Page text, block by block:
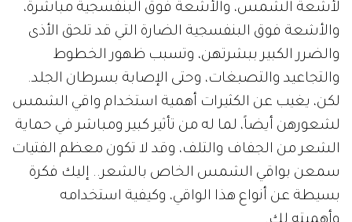
لأشعة الشمس، والأشعة فوق البنفسجية مباشرة،
والأشعة فوق البنفسجية الضارة التي قد تلحق الأذى
والضرر الكبير ببشرتهن، وتسبب ظهور الخطوط
والتجاعيد والتصبغات، وحتى الإصابة بسرطان الجلد.
لكن، يغيب عن الكثيرات أهمية استخدام واقي الشمس
لشعورهن أيضاً، لما له من تأثير كبير ومباشر في حماية
الشعر من الجفاف والتلف، وقد لا تكون معظم الفتيات
سمعن بواقي الشمس الخاص بالشعر.. إليك فكرة
بسيطة عن أنواع هذا الواقي، وكيفية استخدامه